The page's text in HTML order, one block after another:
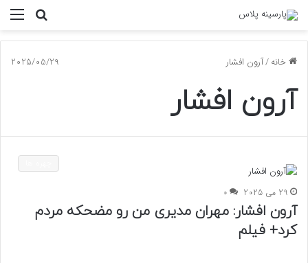
جستجو
خانه/آرون افشار 2025/05/29
آرون افشار
29 می 2025 0
آرون افشار: مهران مدیری من رو مضحکه مردم
کرد+ فیلم